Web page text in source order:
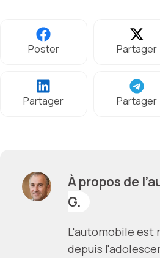
Poster Partager
Partager Partager
À propos de
G.
L'automobile est
depuis